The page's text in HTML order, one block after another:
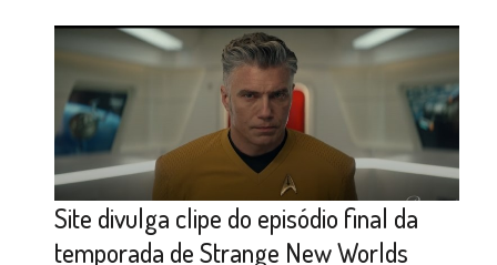
Site divulga clipe do episódio final da
temporada de Strange New Worlds